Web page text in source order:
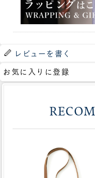
レビューを書く
お気に入りに登録